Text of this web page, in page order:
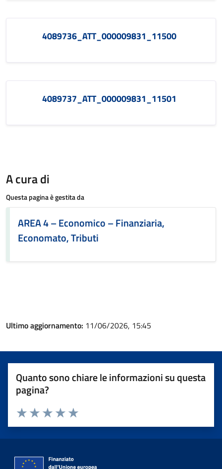
4089736_ATT_000009831_11500
4089737_ATT_000009831_11501
A cura di
Questa pagina è gestita da
AREA 4 – Economico – Finanziaria,
Economato, Tributi
Ultimo aggiornamento: 11/06/2026, 15:45
Quanto sono chiare le informazioni su questa
pagina?
Valuta 5 stelle su 5
Valuta 4 stelle su 5
Valuta 3 stelle su 5
Valuta 2 stelle su 5
Valuta 1 stelle su 5